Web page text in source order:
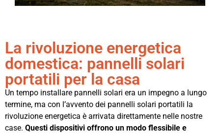
La rivoluzione energetica
domestica: pannelli solari
portatili per la casa
Un tempo installare pannelli solari era un impegno a lungo
termine, ma con l’avvento dei pannelli solari portatili la
rivoluzione energetica è arrivata direttamente nelle nostre
case. Questi dispositivi offrono un modo flessibile e